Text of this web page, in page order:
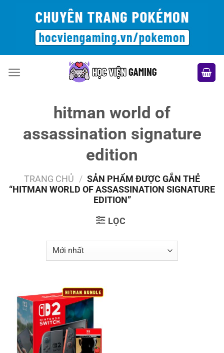
hitman world of
assassination signature
edition
TRANG CHỦ / SẢN PHẨM ĐƯỢC GẮN THẺ
“HITMAN WORLD OF ASSASSINATION SIGNATURE
EDITION”
LỌC